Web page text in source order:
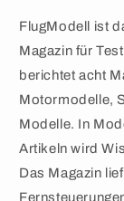
Ausgabe
07+08/2020
FlugModell ist
Magazin für
berichtet acht
Motormodelle,
Modelle. In
Artikeln wird
Das Magazin